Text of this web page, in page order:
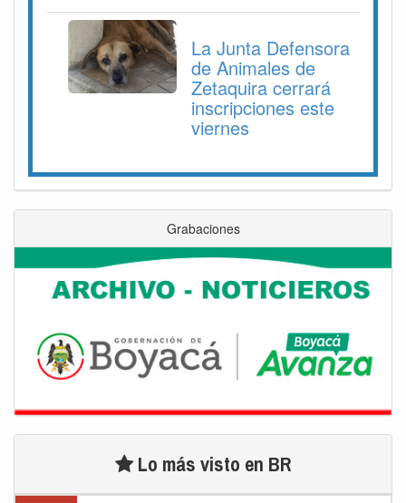
La Junta Defensora
de Animales de
Zetaquira cerrará
inscripciones este
viernes
Grabaciones
Lo más visto en BR